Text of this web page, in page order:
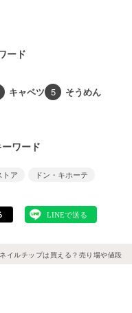
ード
キャベツ 5 そうめん
ワード
トア ドン・キホーテ
イルチップは買える？売り場や値段